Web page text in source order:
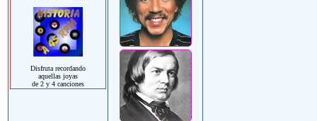
Disfruta recordando
aquellas joyas
de 2 y 4 canciones